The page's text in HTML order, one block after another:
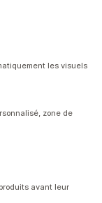
les visuels
zone de
avant leur